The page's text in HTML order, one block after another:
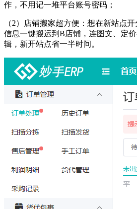
作，不用记一堆平台账号密码；
（2） 店铺搬家超方便：想在新站点
信息一键搬运到B店铺，连图文、定
辑，新开站点省一半时间。